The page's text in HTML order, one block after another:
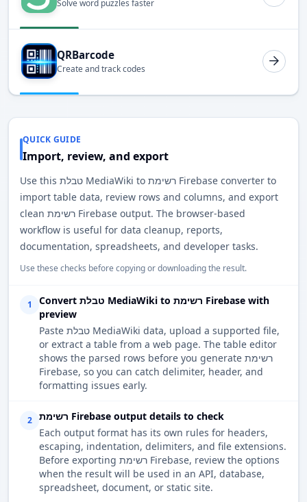
Solve word puzzles faster
QRBarcode
Create and track codes
QUICK GUIDE
Import, review, and export
Use this טבלת MediaWiki to רשימת Firebase converter to
import table data, review rows and columns, and export
clean רשימת Firebase output. The browser-based
workflow is useful for data cleanup, reports,
documentation, spreadsheets, and developer tasks.
Use these checks before copying or downloading the result.
1
Convert טבלת MediaWiki to רשימת Firebase with
preview
Paste טבלת MediaWiki data, upload a supported file,
or extract a table from a web page. The table editor
shows the parsed rows before you generate רשימת
Firebase, so you can catch delimiter, header, and
formatting issues early.
2
רשימת Firebase output details to check
Each output format has its own rules for headers,
escaping, indentation, delimiters, and file extensions.
Before exporting רשימת Firebase, review the options
when the result will be used in an API, database,
spreadsheet, document, or static site.